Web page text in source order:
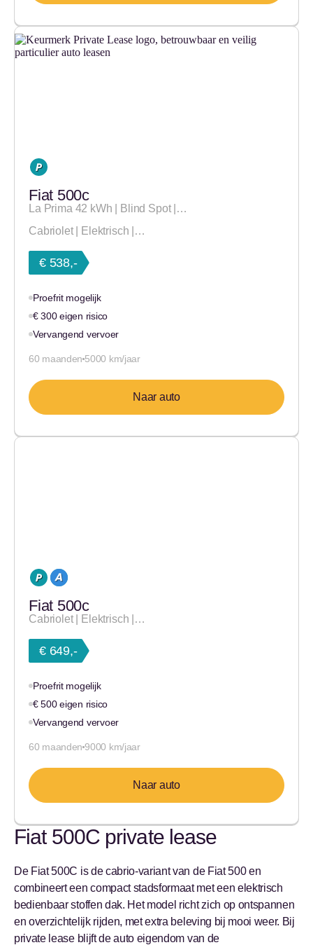
Fiat 500c
La Prima 42 kWh | Blind Spot |…
Cabriolet | Elektrisch |…
€ 538,-
Proefrit mogelijk
€ 300 eigen risico
Vervangend vervoer
60 maanden 5000 km/jaar
Naar auto
Fiat 500c
Cabriolet | Elektrisch |…
€ 649,-
Proefrit mogelijk
€ 500 eigen risico
Vervangend vervoer
60 maanden 9000 km/jaar
Naar auto
Fiat 500C private lease
De Fiat 500C is de cabrio-variant van de Fiat 500 en
combineert een compact stadsformaat met een elektrisch
bedienbaar stoffen dak. Het model richt zich op ontspannen
en overzichtelijk rijden, met extra beleving bij mooi weer. Bij
private lease blijft de auto eigendom van de